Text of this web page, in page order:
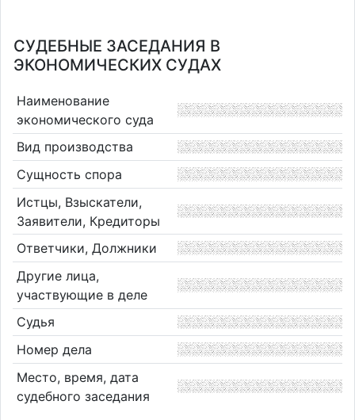
СУДЕБНЫЕ ЗАСЕДАНИЯ В
ЭКОНОМИЧЕСКИХ СУДАХ
Наименование
экономического суда
Вид производства
Сущность спора
Истцы, Взыскатели,
Заявители, Кредиторы
Ответчики, Должники
Другие лица,
участвующие в деле
Судья
Номер дела
Место, время, дата
судебного заседания